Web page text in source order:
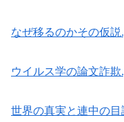
なぜ移るのかその仮説
ウイルス学の論文詐欺
世界の真実と連中の目